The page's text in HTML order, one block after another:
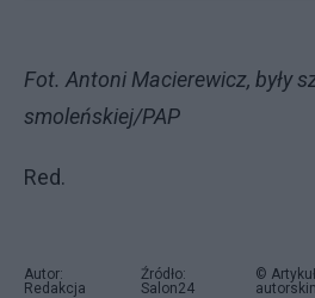
Fot. Antoni Macierewicz, były
smoleńskiej/PAP
Red.
Autor:
Redakcja
Źródło:
Salon24
©